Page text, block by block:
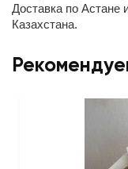
Доставка по Астане
Казахстана.